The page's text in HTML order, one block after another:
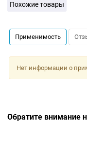
Похожие товары
Применимость
Нет информации о
Обратите внимание